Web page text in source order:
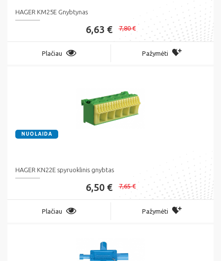
HAGER KM25E Gnybtynas
6,63 € 7,80 €
Plačiau Pažymėti
NUOLAIDA
HAGER KN22E spyruoklinis gnybtas
6,50 € 7,65 €
Plačiau Pažymėti